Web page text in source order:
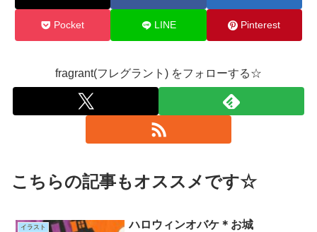
Pocket LINE Pinterest
fragrant(フレグラント) をフォローする☆
こちらの記事もオススメです☆
イラスト ハロウィンオバケ＊お城